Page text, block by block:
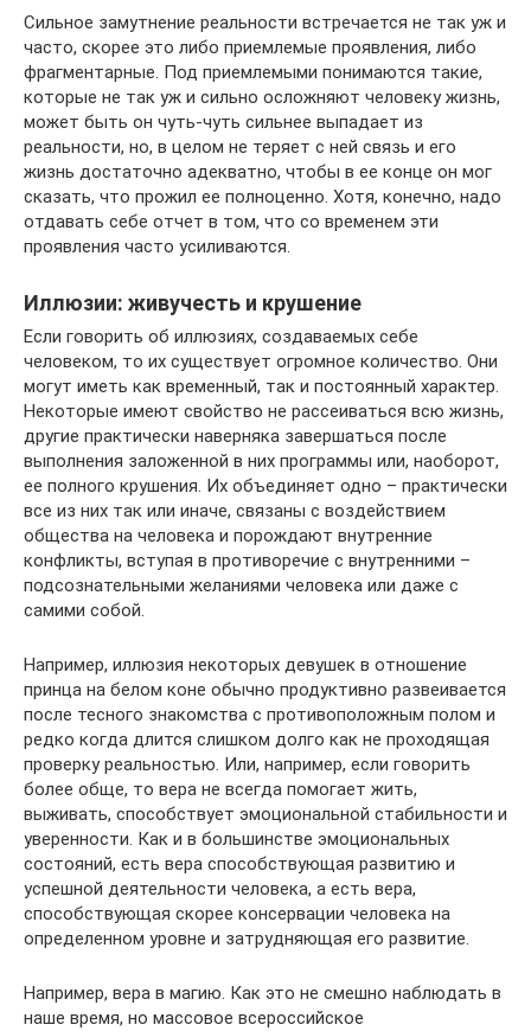
Сильное замутнение реальности встречается не так уж и
часто, скорее это либо приемлемые проявления, либо
фрагментарные. Под приемлемыми понимаются такие,
которые не так уж и сильно осложняют человеку жизнь,
может быть он чуть-чуть сильнее выпадает из
реальности, но, в целом не теряет с ней связь и его
жизнь достаточно адекватно, чтобы в ее конце он мог
сказать, что прожил ее полноценно. Хотя, конечно, надо
отдавать себе отчет в том, что со временем эти
проявления часто усиливаются.
Иллюзии: живучесть и крушение
Если говорить об иллюзиях, создаваемых себе
человеком, то их существует огромное количество. Они
могут иметь как временный, так и постоянный характер.
Некоторые имеют свойство не рассеиваться всю жизнь,
другие практически наверняка завершаться после
выполнения заложенной в них программы или, наоборот,
ее полного крушения. Их объединяет одно – практически
все из них так или иначе, связаны с воздействием
общества на человека и порождают внутренние
конфликты, вступая в противоречие с внутренними –
подсознательными желаниями человека или даже с
самими собой.
Например, иллюзия некоторых девушек в отношение
принца на белом коне обычно продуктивно развеивается
после тесного знакомства с противоположным полом и
редко когда длится слишком долго как не проходящая
проверку реальностью. Или, например, если говорить
более обще, то вера не всегда помогает жить,
выживать, способствует эмоциональной стабильности и
уверенности. Как и в большинстве эмоциональных
состояний, есть вера способствующая развитию и
успешной деятельности человека, а есть вера,
способствующая скорее консервации человека на
определенном уровне и затрудняющая его развитие.
Например, вера в магию. Как это не смешно наблюдать в
наше время, но массовое всероссийское